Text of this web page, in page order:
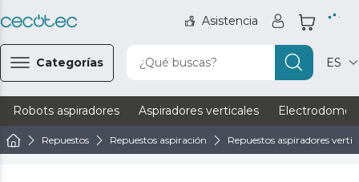
Asistencia
Categorías ¿Qué buscas? ES
Robots aspiradores Aspiradores verticales
Repuestos Repuestos aspiración Repuestos aspiradores